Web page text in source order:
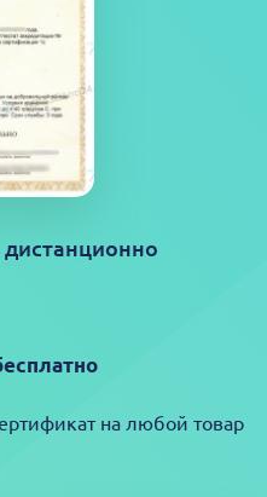
на любой товар